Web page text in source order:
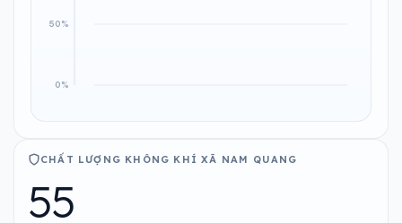
CHẤT LƯỢNG KHÔNG KHÍ XÃ NAM QUANG
55